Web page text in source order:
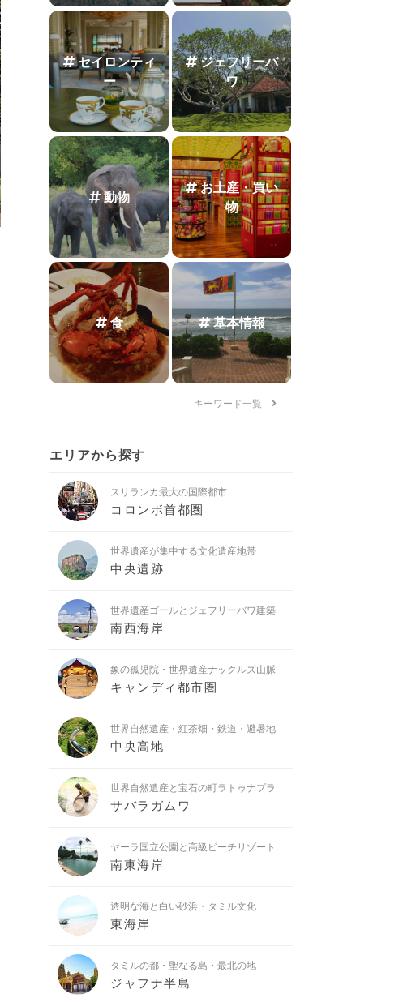
セイロンティ
ー
ジェフリーバ
ワ
動物
お土産・買い
物
食 基本情報
キーワード一覧
エリアから探す
スリランカ最大の国際都市
コロンボ首都圏
世界遺産が集中する文化遺産地帯
中央遺跡
世界遺産ゴールとジェフリーバワ建築
南西海岸
象の孤児院・世界遺産ナックルズ山脈
キャンディ都市圏
世界自然遺産・紅茶畑・鉄道・避暑地
中央高地
世界自然遺産と宝石の町ラトゥナプラ
サバラガムワ
ヤーラ国立公園と高級ビーチリゾート
南東海岸
透明な海と白い砂浜・タミル文化
東海岸
タミルの都・聖なる島・最北の地
ジャフナ半島